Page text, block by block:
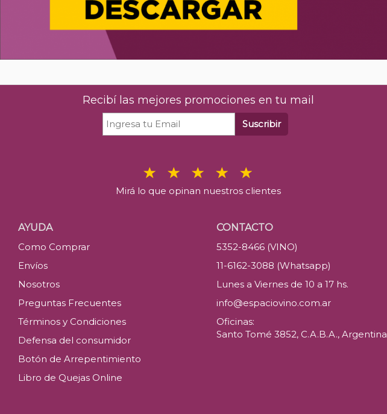
Recibí las mejores promociones en tu mail
Suscribir
Mirá lo que opinan nuestros clientes
AYUDA
Como Comprar
Envíos
Nosotros
Preguntas Frecuentes
Términos y Condiciones
Defensa del consumidor
Botón de Arrepentimiento
Libro de Quejas Online
CONTACTO
5352-8466 (VINO)
11-6162-3088 (Whatsapp)
Lunes a Viernes de 10 a 17 hs.
info@espaciovino.com.ar
Oficinas:
Santo Tomé 3852, C.A.B.A., Argentina